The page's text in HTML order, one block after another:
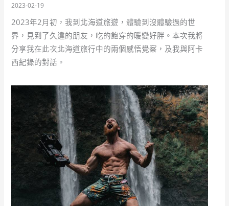
2023-02-19
2023年2月初，我到北海道旅遊，體驗到沒體驗過的世
界，見到了久違的朋友，吃的飽穿的暖變好胖。本次我將
分享我在此次北海道旅行中的兩個感悟覺察，及我與阿卡
西紀錄的對話。